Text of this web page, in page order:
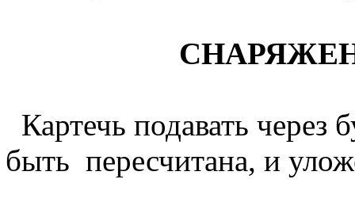
Картечь подавать через
быть пересчитана, и